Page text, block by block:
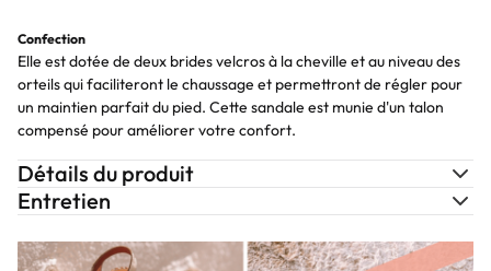
Confection
Elle est dotée de deux brides velcros à la cheville et au niveau des
orteils qui faciliteront le chaussage et permettront de régler pour
un maintien parfait du pied. Cette sandale est munie d'un talon
compensé pour améliorer votre confort.
Détails du produit
Entretien